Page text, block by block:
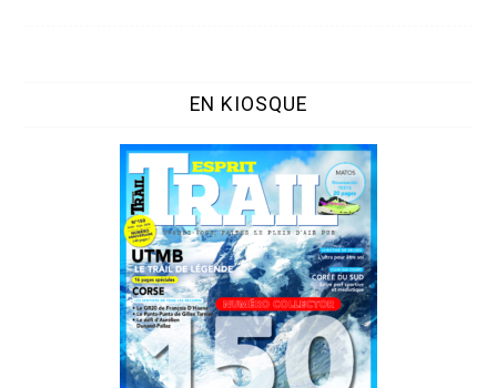
EN KIOSQUE